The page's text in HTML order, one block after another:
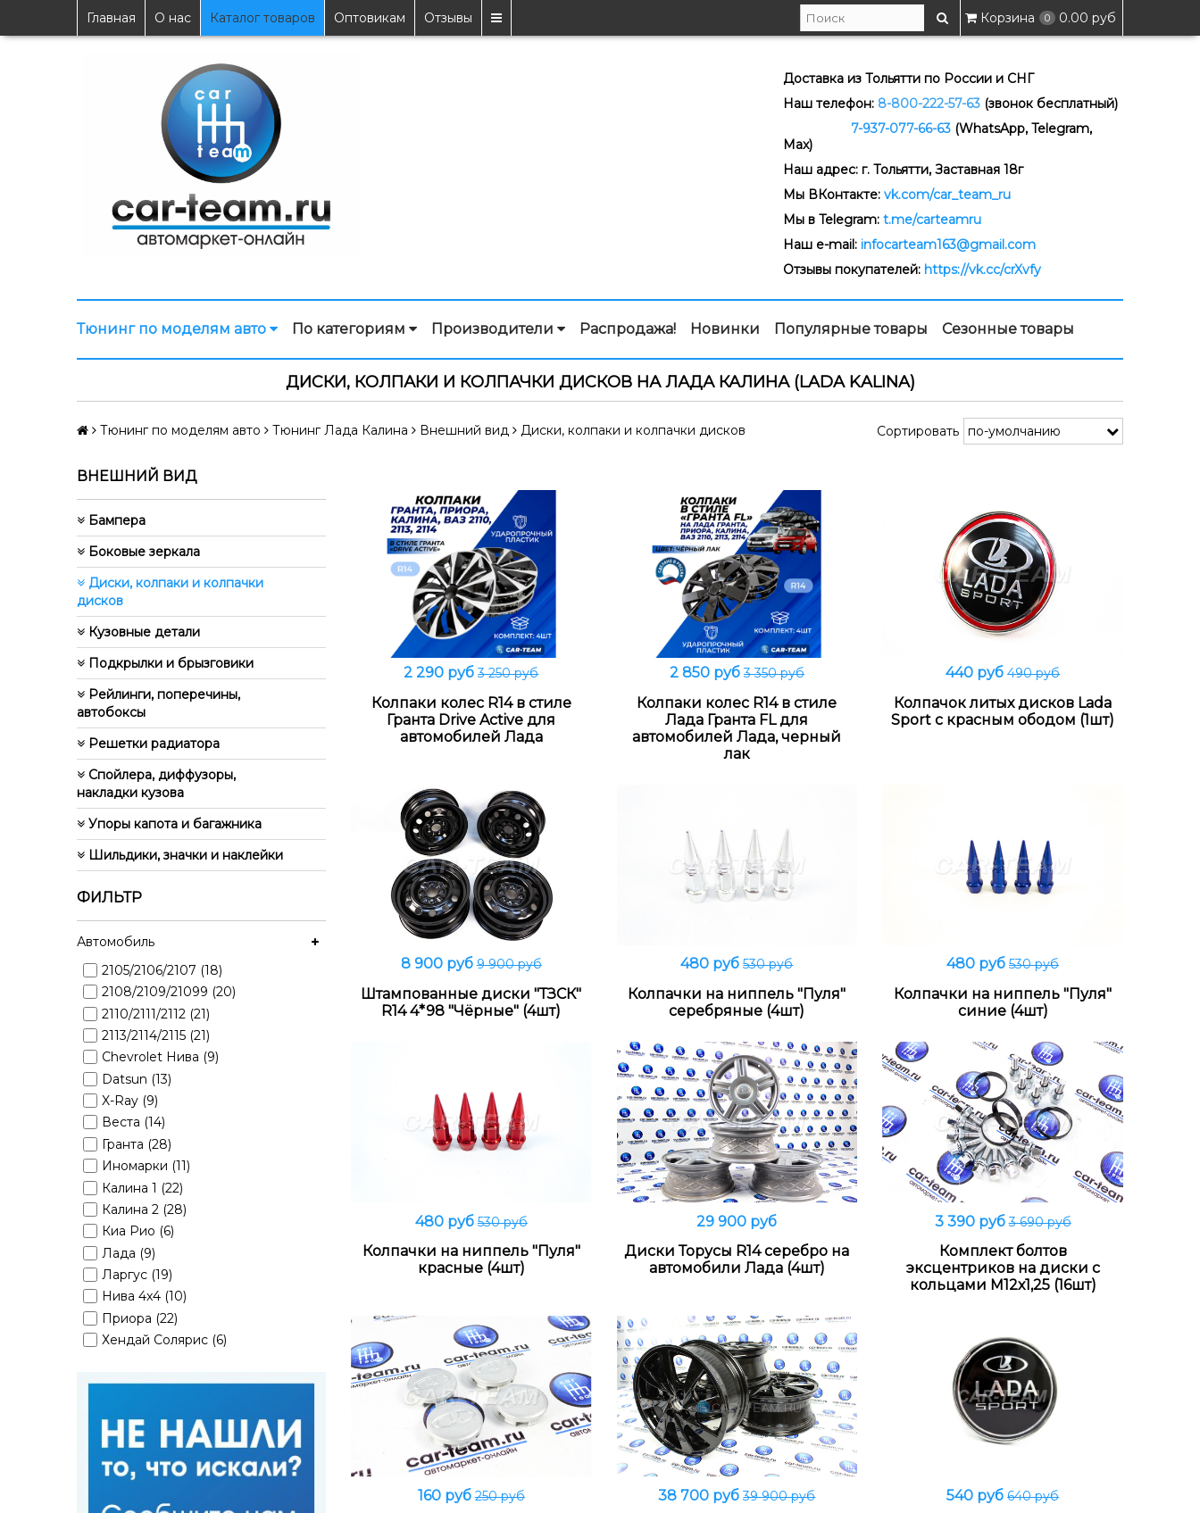
Главная О нас Каталог товаров Оптовикам Отзывы Корзина 0 0.00 руб
Доставка из Тольятти по России и СНГ
Наш телефон: 8-800-222-57-63 (звонок бесплатный)
7-937-077-66-63 (WhatsApp, Telegram,
Max)
Наш адрес: г. Тольятти, Заставная 18г
Мы ВКонтакте: vk.com/car_team_ru
Мы в Telegram: t.me/carteamru
Наш e-mail: infocarteam163@gmail.com
Отзывы покупателей: https://vk.cc/crXvfy
Тюнинг по моделям авто По категориям Производители Распродажа! Новинки Популярные товары Сезонные товары
ДИСКИ, КОЛПАКИ И КОЛПАЧКИ ДИСКОВ НА ЛАДА КАЛИНА (LADA KALINA)
Тюнинг по моделям авто Тюнинг Лада Калина Внешний вид Диски, колпаки и колпачки дисков Сортировать
ВНЕШНИЙ ВИД
Бампера
Боковые зеркала
Диски, колпаки и колпачки
дисков
Кузовные детали
Подкрылки и брызговики
Рейлинги, поперечины,
автобоксы
Решетки радиатора
Спойлера, диффузоры,
накладки кузова
Упоры капота и багажника
Шильдики, значки и наклейки
ФИЛЬТР
Автомобиль
2105/2106/2107 (18)
2108/2109/21099 (20)
2110/2111/2112 (21)
2113/2114/2115 (21)
Chevrolet Нива (9)
Datsun (13)
X-Ray (9)
Веста (14)
Гранта (28)
Иномарки (11)
Калина 1 (22)
Калина 2 (28)
Киа Рио (6)
Лада (9)
Ларгус (19)
Нива 4x4 (10)
Приора (22)
Хендай Солярис (6)
В корзину
2 290 руб3 250 руб
Колпаки колес R14 в стиле
Гранта Drive Active для
автомобилей Лада
В корзину
2 850 руб3 350 руб
Колпаки колес R14 в стиле
Лада Гранта FL для
автомобилей Лада, черный
лак
В корзину
440 руб490 руб
Колпачок литых дисков Lada
Sport с красным ободом (1шт)
В корзину
8 900 руб9 900 руб
Штампованные диски "ТЗСК"
R14 4*98 "Чёрные" (4шт)
В корзину
480 руб530 руб
Колпачки на ниппель "Пуля"
серебряные (4шт)
В корзину
480 руб530 руб
Колпачки на ниппель "Пуля"
синие (4шт)
В корзину
480 руб530 руб
Колпачки на ниппель "Пуля"
красные (4шт)
В корзину
29 900 руб
Диски Торусы R14 серебро на
автомобили Лада (4шт)
В корзину
3 390 руб3 690 руб
Комплект болтов
эксцентриков на диски с
кольцами М12х1,25 (16шт)
В корзину
160 руб250 руб В корзину
38 700 руб39 900 руб В корзину
540 руб640 руб